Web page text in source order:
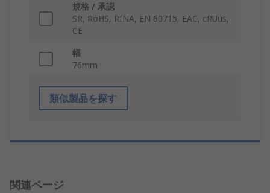
規格 / 承認
SR, RoHS, RINA, EN 60715, EAC, cRUus,
CE
幅
76mm
類似製品を探す
関連ページ